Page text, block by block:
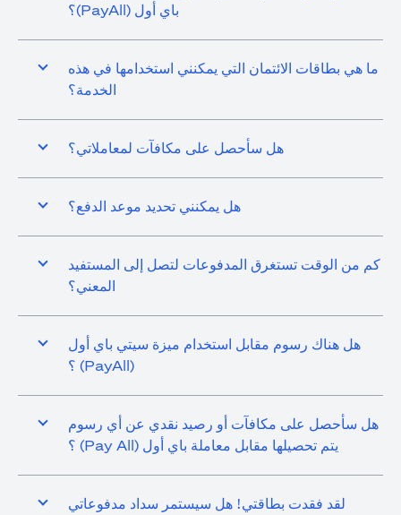
باي أول (PayAll)؟
ما هي بطاقات الائتمان التي يمكنني استخدامها في هذه
الخدمة؟
هل سأحصل على مكافآت لمعاملاتي؟
هل يمكنني تحديد موعد الدفع؟
كم من الوقت تستغرق المدفوعات لتصل إلى المستفيد
المعني؟
هل هناك رسوم مقابل استخدام ميزة سيتي باي أول
(PayAll) ؟
هل سأحصل على مكافآت أو رصيد نقدي عن أي رسوم
يتم تحصيلها مقابل معاملة باي أول (Pay All) ؟
لقد فقدت بطاقتي! هل سيستمر سداد مدفوعاتي